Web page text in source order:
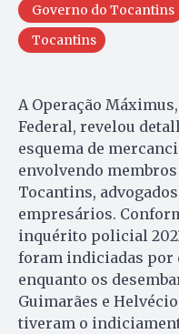
Governo do Tocantins
Tocantins
A Operação
Federal, revelou
esquema de
envolvendo
Tocantins,
empresários.
inquérito policial
foram indiciadas por
enquanto os
Guimarães e
tiveram o